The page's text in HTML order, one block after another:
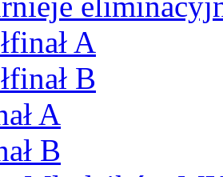
A
B
A
B